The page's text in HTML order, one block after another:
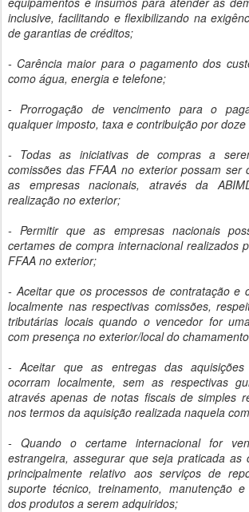
inclusive, facilitando e flexibilizando na
de garantias de créditos;
- Carência maior para o pagamento dos
como água, energia e telefone;
- Prorrogação de vencimento para o
qualquer imposto, taxa e contribuição por
- Todas as iniciativas de compras a
comissões das FFAA no exterior possam ser
as empresas nacionais, através da
realização no exterior;
- Permitir que as empresas nacionais
certames de compra internacional realizados
FFAA no exterior;
- Aceitar que os processos de contratação e
localmente nas respectivas comissões,
tributárias locais quando o vencedor for
com presença no exterior/local do
- Aceitar que as entregas das aquisições
ocorram localmente, sem as respectivas
através apenas de notas fiscais de simples
nos termos da aquisição realizada naquela
- Quando o certame internacional for
estrangeira, assegurar que seja praticada as
principalmente relativo aos serviços de
suporte técnico, treinamento, manutenção
dos produtos a serem adquiridos;